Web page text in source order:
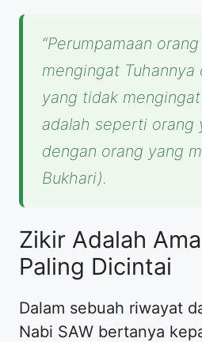
“Perumpamaan
mengingat Tuhannya
yang tidak
adalah seperti orang
dengan orang yang
Bukhari).
Zikir Adalah
Paling Dicintai
Dalam sebuah riwayat
Nabi SAW bertanya